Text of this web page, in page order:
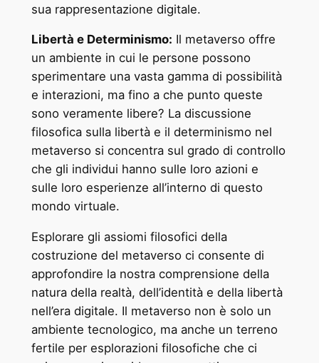
sua rappresentazione digitale.
Libertà e Determinismo: Il metaverso offre
un ambiente in cui le persone possono
sperimentare una vasta gamma di possibilità
e interazioni, ma fino a che punto queste
sono veramente libere? La discussione
filosofica sulla libertà e il determinismo nel
metaverso si concentra sul grado di controllo
che gli individui hanno sulle loro azioni e
sulle loro esperienze all’interno di questo
mondo virtuale.
Esplorare gli assiomi filosofici della
costruzione del metaverso ci consente di
approfondire la nostra comprensione della
natura della realtà, dell’identità e della libertà
nell’era digitale. Il metaverso non è solo un
ambiente tecnologico, ma anche un terreno
fertile per esplorazioni filosofiche che ci